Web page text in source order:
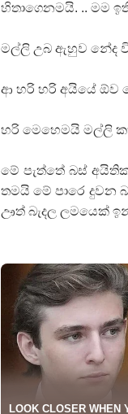
හිතාගෙනමයි. .. මම
මල්ලි උබ ඇහුව නේද
ආ හරි හරි අයියේ ඕව
හරි මෙහෙමයි මල්ලි
මේ පැත්තේ බස්
තමයි මේ පාරෙ දුවන
ඌත් බැදල ලමයෙක්